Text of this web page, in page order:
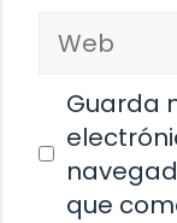
Web
Guarda
que